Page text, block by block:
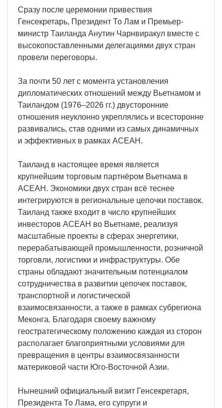
Сразу после церемонии привествия
Генсекретарь, Президент То Лам и Премьер-
министр Таиланда Анутин Чарнвиракул вместе с
высокопоставленными делегациями двух стран
провели переговоры.
За почти 50 лет с момента установления
дипломатических отношений между Вьетнамом и
Таиландом (1976–2026 гг.) двусторонние
отношения неуклонно укреплялись и всесторонне
развивались, став одними из самых динамичных
и эффективных в рамках АСЕАН.
Таиланд в настоящее время является
крупнейшим торговым партнёром Вьетнама в
АСЕАН. Экономики двух стран всё теснее
интегрируются в региональные цепочки поставок.
Таиланд также входит в число крупнейших
инвесторов АСЕАН во Вьетнаме, реализуя
масштабные проекты в сферах энергетики,
перерабатывающей промышленности, розничной
торговли, логистики и инфраструктуры. Обе
страны обладают значительным потенциалом
сотрудничества в развитии цепочек поставок,
транспортной и логистической
взаимосвязанности, а также в рамках субрегиона
Меконга. Благодаря своему важному
геостратегическому положению каждая из сторон
располагает благоприятными условиями для
превращения в центры взаимосвязанности
материковой части Юго-Восточной Азии.
Нынешний официальный визит Генсекретаря,
Президента То Лама, его супруги и